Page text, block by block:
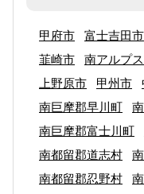
甲府市 富士吉田市
韮崎市
南アルプ
上野原市
甲州市
南巨摩郡早川町
南巨摩郡富士川町
南都留郡道志村
南都留郡忍野村